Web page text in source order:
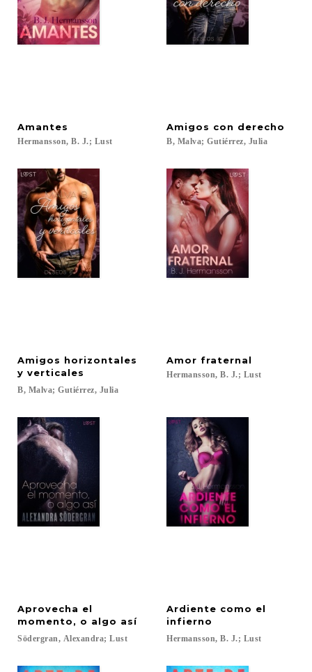
Amantes
Hermansson, B. J.; Lust
Amigos con derecho
B, Malva; Gutiérrez, Julia
Amigos horizontales
y verticales
B, Malva; Gutiérrez, Julia
Amor fraternal
Hermansson, B. J.; Lust
Aprovecha el
momento, o algo así
Södergran, Alexandra; Lust
Ardiente como el
infierno
Hermansson, B. J.; Lust